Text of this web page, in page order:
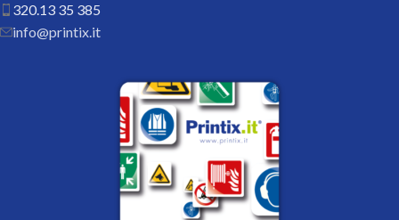
320.13 35 385
info@printix.it